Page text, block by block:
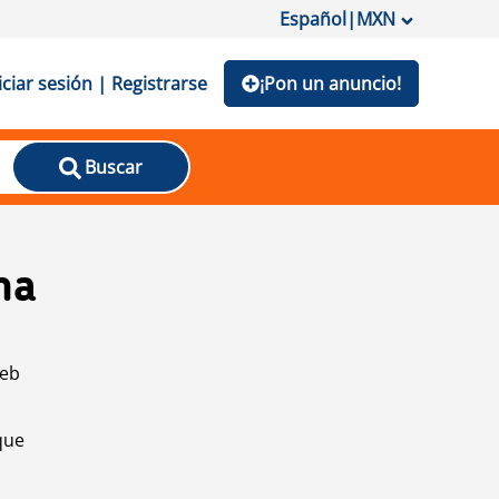
Español|MXN
sesión | Registrarse ¡Pon un anuncio!
Buscar